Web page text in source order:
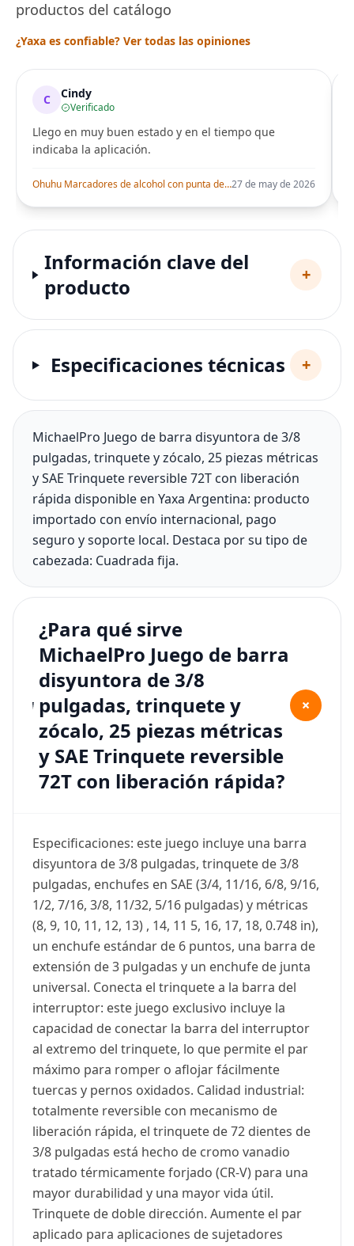
productos del catálogo
¿Yaxa es confiable? Ver todas las opiniones
C Cindy
Verificado
Llego en muy buen estado y en el tiempo que
indicaba la aplicación.
Ohuhu Marcadores de alcohol con punta de pincel – Juego de marcadores artísticos de doble punta con certificación AP para artistas adultos27 de may de 2026
Información clave del
producto
+
Especificaciones técnicas +
MichaelPro Juego de barra disyuntora de 3/8
pulgadas, trinquete y zócalo, 25 piezas métricas
y SAE Trinquete reversible 72T con liberación
rápida disponible en Yaxa Argentina: producto
importado con envío internacional, pago
seguro y soporte local. Destaca por su tipo de
cabezada: Cuadrada fija.
¿Para qué sirve
MichaelPro Juego de barra
disyuntora de 3/8
pulgadas, trinquete y
zócalo, 25 piezas métricas
y SAE Trinquete reversible
72T con liberación rápida?
+
Especificaciones: este juego incluye una barra
disyuntora de 3/8 pulgadas, trinquete de 3/8
pulgadas, enchufes en SAE (3/4, 11/16, 6/8, 9/16,
1/2, 7/16, 3/8, 11/32, 5/16 pulgadas) y métricas
(8, 9, 10, 11, 12, 13) , 14, 11 5, 16, 17, 18, 0.748 in),
un enchufe estándar de 6 puntos, una barra de
extensión de 3 pulgadas y un enchufe de junta
universal. Conecta el trinquete a la barra del
interruptor: este juego exclusivo incluye la
capacidad de conectar la barra del interruptor
al extremo del trinquete, lo que permite el par
máximo para romper o aflojar fácilmente
tuercas y pernos oxidados. Calidad industrial:
totalmente reversible con mecanismo de
liberación rápida, el trinquete de 72 dientes de
3/8 pulgadas está hecho de cromo vanadio
tratado térmicamente forjado (CR-V) para una
mayor durabilidad y una mayor vida útil.
Trinquete de doble dirección. Aumente el par
aplicado para aplicaciones de sujetadores